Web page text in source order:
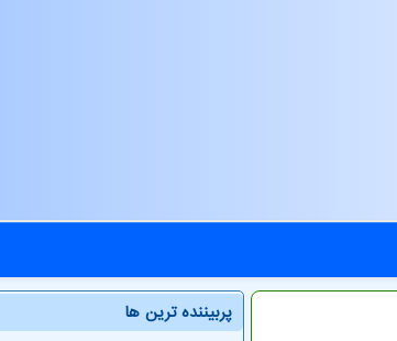
پربیننده ترین ها